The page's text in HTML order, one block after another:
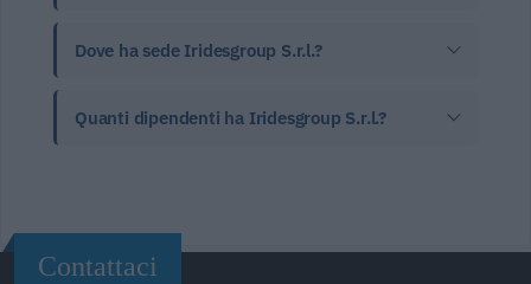
Dove ha sede Iridesgroup S.r.l.?
Quanti dipendenti ha Iridesgroup S.r.l.?
Contattaci